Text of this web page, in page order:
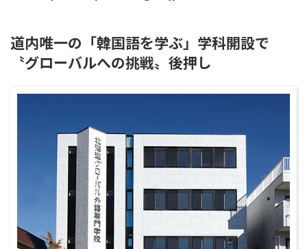
道内唯一の「韓国語を学ぶ」学科開設で
〝グローバルへの挑戦〟後押し